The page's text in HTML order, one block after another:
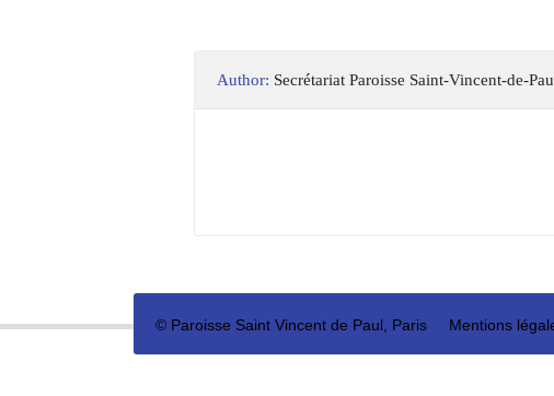
Author: Secrétariat Paroisse Saint-Vincent-de-
© Paroisse Saint Vincent de Paul, Paris Mentions